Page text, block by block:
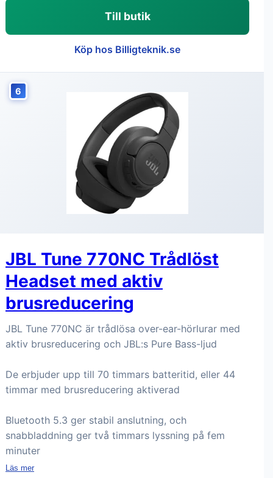
Till butik
Köp hos Billigteknik.se
6
JBL Tune 770NC Trådlöst
Headset med aktiv
brusreducering
JBL Tune 770NC är trådlösa over-ear-hörlurar med
aktiv brusreducering och JBL:s Pure Bass-ljud
De erbjuder upp till 70 timmars batteritid, eller 44
timmar med brusreducering aktiverad
Bluetooth 5.3 ger stabil anslutning, och
snabbladdning ger två timmars lyssning på fem
minuter
Läs mer